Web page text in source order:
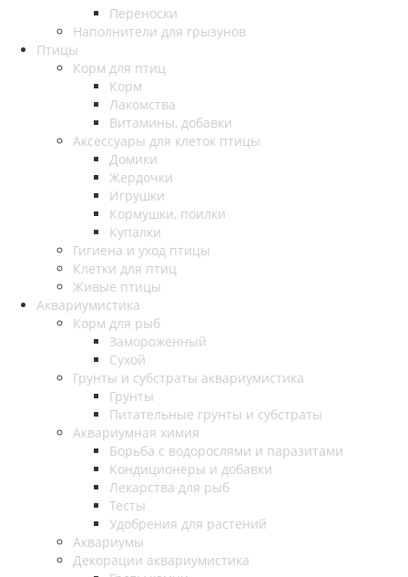
Переноски
Наполнители для грызунов
Птицы
Корм для птиц
Корм
Лакомства
Витамины, добавки
Аксессуары для клеток птицы
Домики
Жердочки
Игрушки
Кормушки, поилки
Купалки
Гигиена и уход птицы
Клетки для птиц
Живые птицы
Аквариумистика
Корм для рыб
Замороженный
Сухой
Грунты и субстраты аквариумистика
Грунты
Питательные грунты и субстраты
Аквариумная химия
Борьба с водорослями и паразитами
Кондиционеры и добавки
Лекарства для рыб
Тесты
Удобрения для растений
Аквариумы
Декорации аквариумистика